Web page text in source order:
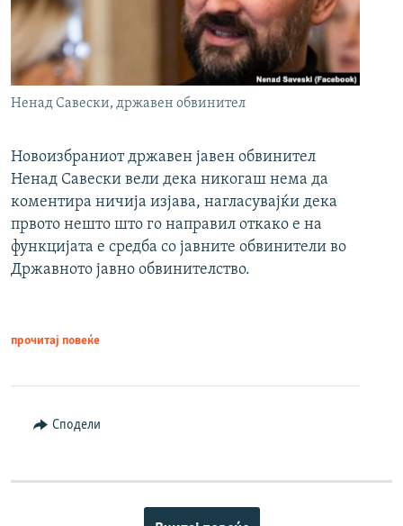
Ненад Савески, државен обвинител
Новоизбраниот државен јавен обвинител
Ненад Савески вели дека никогаш нема да
коментира ничија изјава, нагласувајќи дека
првото нешто што го направил откако е на
функцијата е средба со јавните обвинители во
Државното јавно обвинителство.
прочитај повеќе
Сподели